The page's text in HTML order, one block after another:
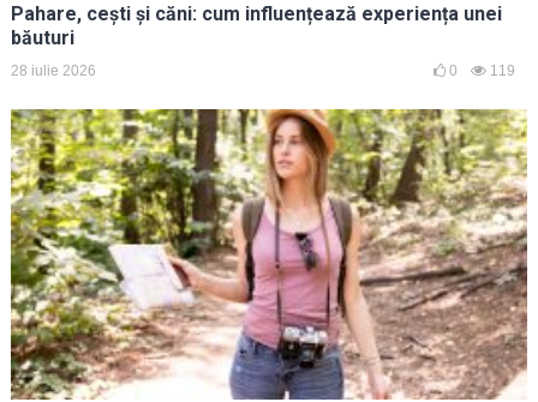
Pahare, cești și căni: cum influențează experiența unei
băuturi
28 iulie 2026 0 119